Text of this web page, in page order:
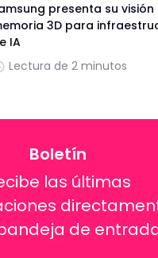
presenta su visión
3D para
IA
Lectura de 2 minutos
Boletín
las últimas
de